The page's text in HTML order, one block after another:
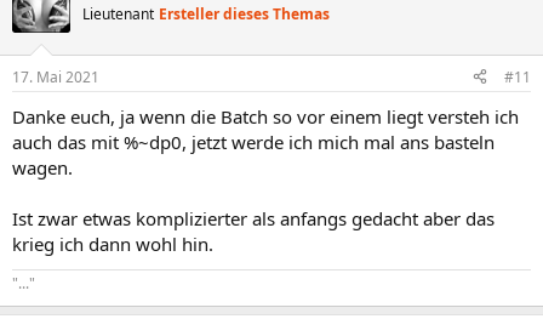
t
i
e
:
Lieutenant Ersteller dieses Themas
17. Mai 2021 #11
Danke euch, ja wenn die Batch so vor einem liegt versteh ich
auch das mit %~dp0, jetzt werde ich mich mal ans basteln
wagen.
Ist zwar etwas komplizierter als anfangs gedacht aber das
krieg ich dann wohl hin.
"..."